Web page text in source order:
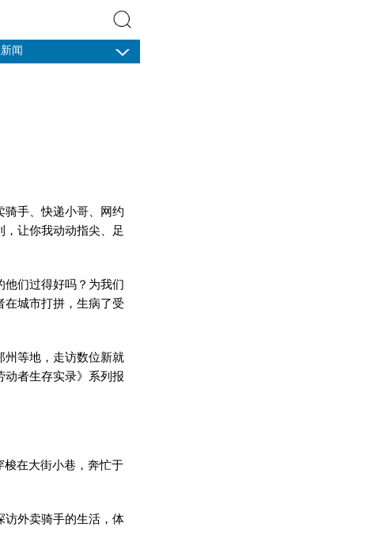
搜索
闻
手、快递小哥、网约
让你我动动指尖、足
们过得好吗？为我们
在城市打拼，生病了受
等地，走访数位新就
动者生存实录》系列报
在大街小巷，奔忙于
外卖骑手的生活，体